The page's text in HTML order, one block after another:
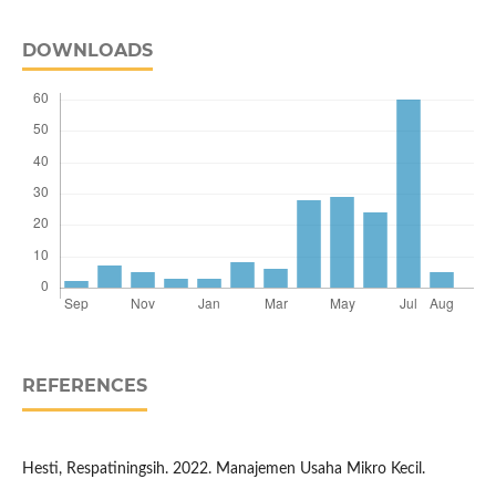
DOWNLOADS
REFERENCES
Hesti, Respatiningsih. 2022. Manajemen Usaha Mikro Kecil.